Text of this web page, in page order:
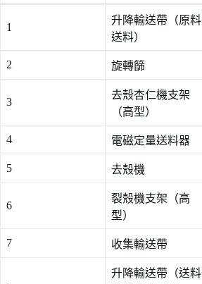
1
升降輸送帶（原料
送料）
2 旋轉篩
3
去殼杏仁機支架
（高型）
4 電磁定量送料器
5 去殼機
6
裂殼機支架（高
型）
7 收集輸送帶
升降輸送帶（送料